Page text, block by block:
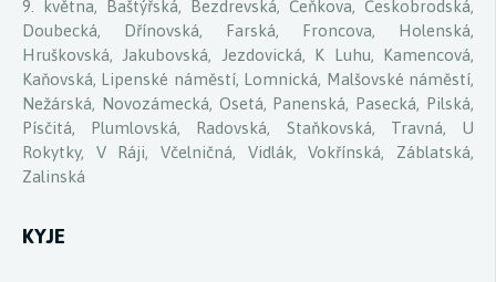
9. května, Baštýřská, Bezdrevská, Čeňkova, Českobrodská,
Doubecká, Dřínovská, Farská, Froncova, Holenská,
Hruškovská, Jakubovská, Jezdovická, K Luhu, Kamencová,
Kaňovská, Lipenské náměstí, Lomnická, Malšovské náměstí,
Nežárská, Novozámecká, Osetá, Panenská, Pasecká, Pilská,
Písčitá, Plumlovská, Radovská, Staňkovská, Travná, U
Rokytky, V Ráji, Včelničná, Vidlák, Vokřínská, Záblatská,
Zalinská
KYJE